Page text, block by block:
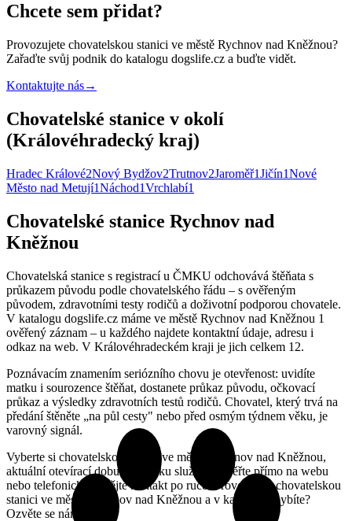
Chcete sem přidat?
Provozujete chovatelskou stanici ve městě Rychnov nad Kněžnou?
Zařaďte svůj podnik do katalogu dogslife.cz a buďte vidět.
Kontaktujte nás→
Chovatelské stanice v okolí
(Královéhradecký kraj)
Hradec Králové2Nový Bydžov2Trutnov2Jaroměř1Jičín1Nové
Město nad Metují1Náchod1Vrchlabí1
Chovatelské stanice Rychnov nad
Kněžnou
Chovatelská stanice s registrací u ČMKU odchovává štěňata s
průkazem původu podle chovatelského řádu – s ověřeným
původem, zdravotními testy rodičů a doživotní podporou chovatele.
V katalogu dogslife.cz máme ve městě Rychnov nad Kněžnou 1
ověřený záznam – u každého najdete kontaktní údaje, adresu i
odkaz na web. V Královéhradeckém kraji je jich celkem 12.
Poznávacím znamením seriózního chovu je otevřenost: uvidíte
matku i sourozence štěňat, dostanete průkaz původu, očkovací
průkaz a výsledky zdravotních testů rodičů. Chovatel, který trvá na
předání štěněte „na půl cesty" nebo před osmým týdnem věku, je
varovný signál.
Vyberte si chovatelskou stanici ve městě Rychnov nad Kněžnou,
aktuální otevírací dobu a nabídku služeb si ověřte přímo na webu
nebo telefonicky a mějte kontakt po ruce. Provozujete chovatelskou
stanici ve městě Rychnov nad Kněžnou a v katalogu chybíte?
Ozvěte se nám.